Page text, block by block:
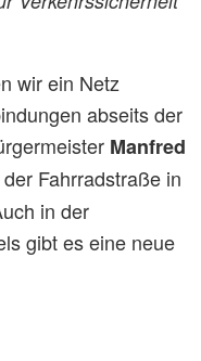
wir ein Netz
abseits der
Manfred
Fahrradstraße in
in der
gibt es eine neue